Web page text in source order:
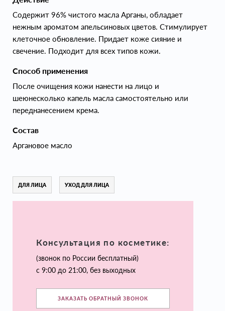
Содержит 96% чистого масла Арганы, обладает
нежным ароматом апельсиновых цветов. Стимулирует
клеточное обновление. Придает коже сияние и
свечение. Подходит для всех типов кожи.
Способ применения
После очищения кожи нанести на лицо и
шеюнесколько капель масла самостоятельно или
переднанесением крема.
Состав
Аргановое масло
ДЛЯ ЛИЦА УХОД ДЛЯ ЛИЦА
Консультация по косметике:
(звонок по России бесплатный)
с 9:00 до 21:00, без выходных
ЗАКАЗАТЬ ОБРАТНЫЙ ЗВОНОК